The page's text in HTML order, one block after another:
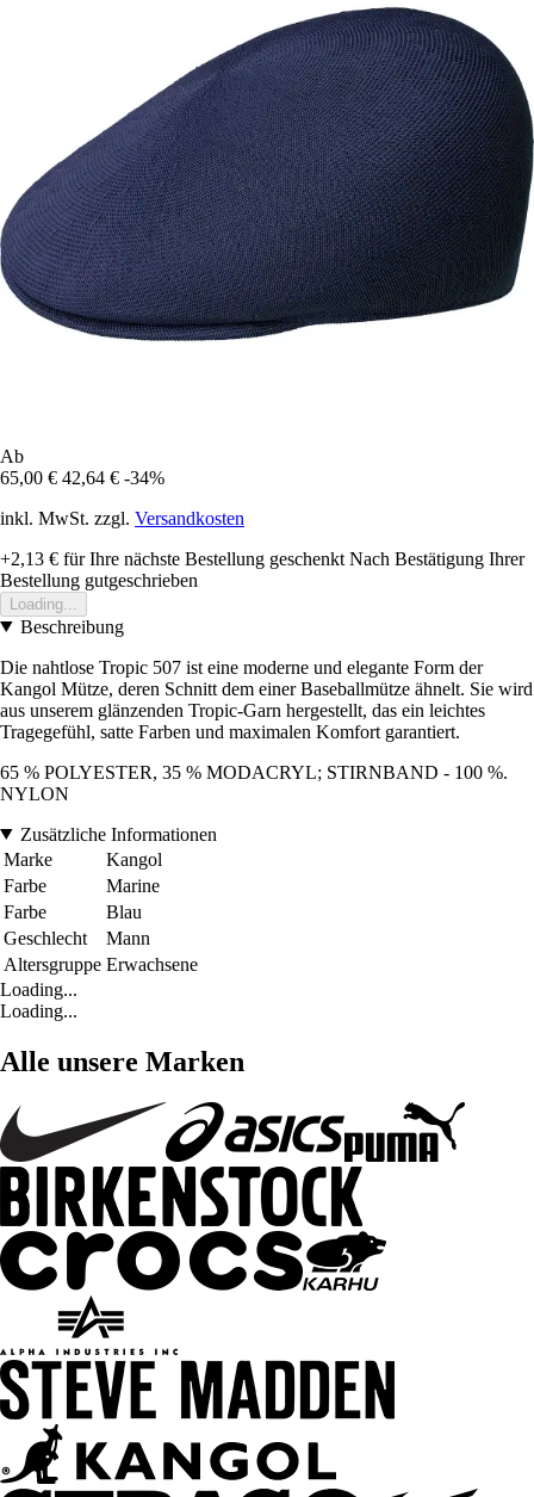
Ab
65,00 € 42,64 € -34%
inkl. MwSt. zzgl. Versandkosten
+2,13 € für Ihre nächste Bestellung geschenkt Nach Bestätigung Ihrer
Bestellung gutgeschrieben
Loading...
Beschreibung
Die nahtlose Tropic 507 ist eine moderne und elegante Form der
Kangol Mütze, deren Schnitt dem einer Baseballmütze ähnelt. Sie wird
aus unserem glänzenden Tropic-Garn hergestellt, das ein leichtes
Tragegefühl, satte Farben und maximalen Komfort garantiert.
65 % POLYESTER, 35 % MODACRYL; STIRNBAND - 100 %.
NYLON
Zusätzliche Informationen
Marke
Kangol
Farbe
Marine
Farbe
Blau
Geschlecht
Mann
Altersgruppe Erwachsene
Loading...
Loading...
Alle unsere Marken